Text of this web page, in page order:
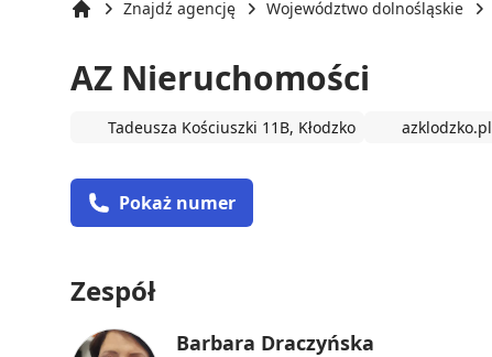
Znajdź agencję Województwo dolnośląskie
AZ Nieruchomości
Tadeusza Kościuszki 11B, Kłodzko azklodzko.pl
Pokaż numer
Zespół
Barbara Draczyńska